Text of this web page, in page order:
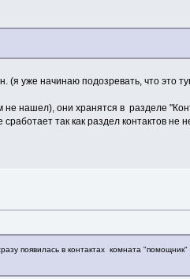
(я уже начинаю подозревать, что это
не нашел), они хранятся в разделе
так как раздел контактов не
появилась в контактах комната